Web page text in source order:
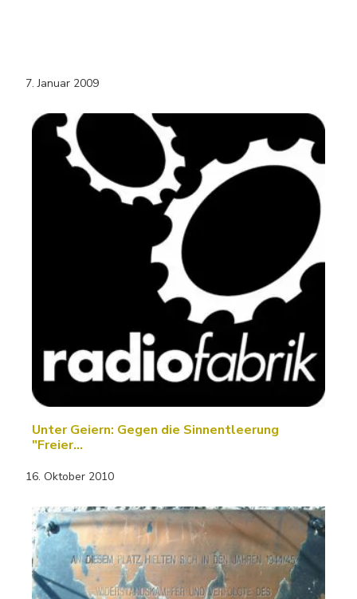
7. Januar 2009
Unter Geiern: Gegen die Sinnentleerung
"Freier…
16. Oktober 2010